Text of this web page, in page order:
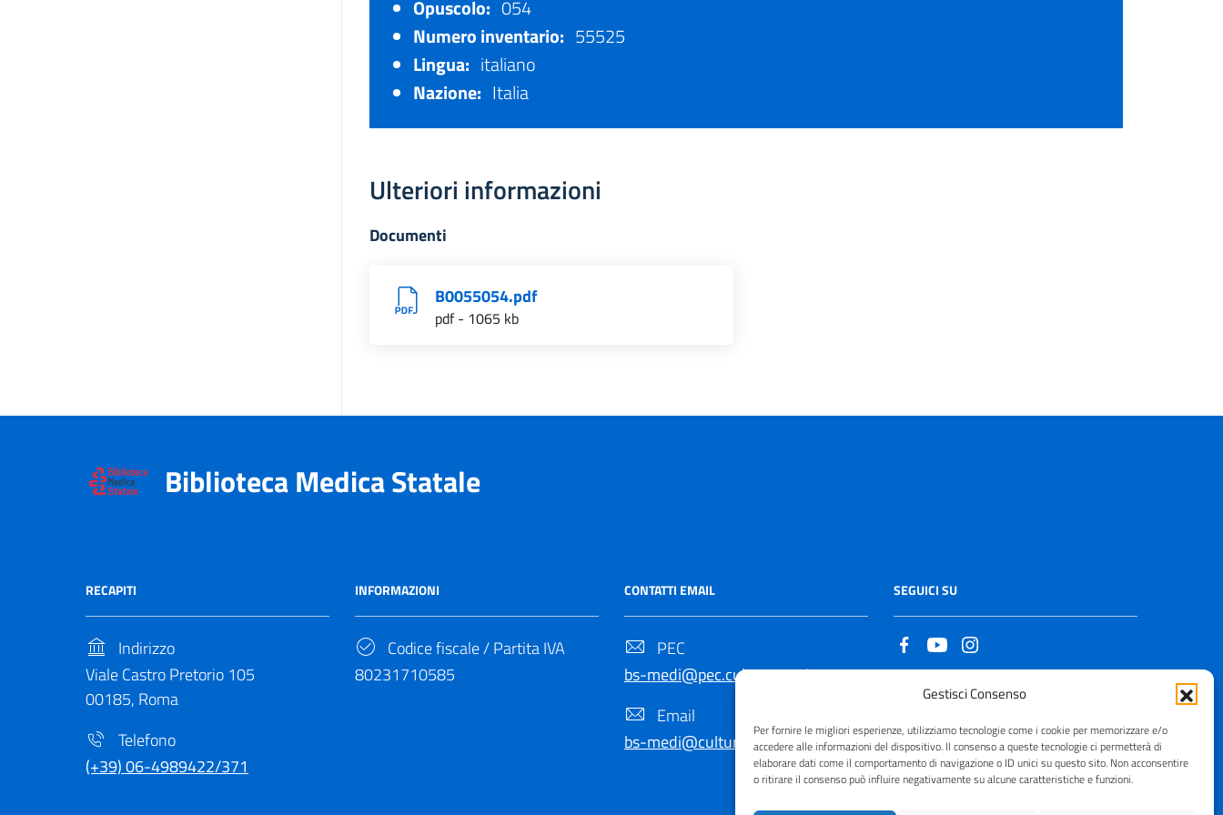
Gestisci Consenso
Per fornire le migliori esperienze, utilizziamo tecnologie come i cookie per memorizzare e/o
accedere alle informazioni del dispositivo. Il consenso a queste tecnologie ci permetterà di
elaborare dati come il comportamento di navigazione o ID unici su questo sito. Non acconsentire
o ritirare il consenso può influire negativamente su alcune caratteristiche e funzioni.
Opuscolo: 054
Numero inventario: 55525
Lingua: italiano
Nazione: Italia
Ulteriori informazioni
Documenti
B0055054.pdf
pdf - 1065 kb
Biblioteca Medica Statale
RECAPITI
Indirizzo
Viale Castro Pretorio 105
00185, Roma
Telefono
(+39) 06-4989422/371
INFORMAZIONI
Codice fiscale / Partita IVA
80231710585
CONTATTI EMAIL
PEC
bs-medi@pec.cultura.gov.it
Email
bs-medi@cultura.gov.it
SEGUICI SU
Copyright © 2021 - 2026